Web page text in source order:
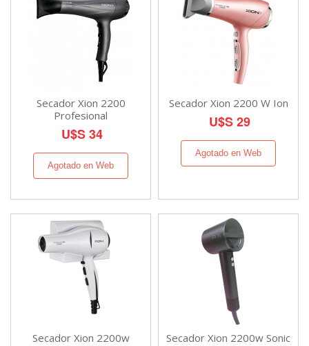
Secador Xion 2200
Profesional
U$S 34
Agotado en Web
Secador Xion 2200 W Ion
U$S 29
Agotado en Web
Secador Xion 2200w Secador Xion 2200w Sonic